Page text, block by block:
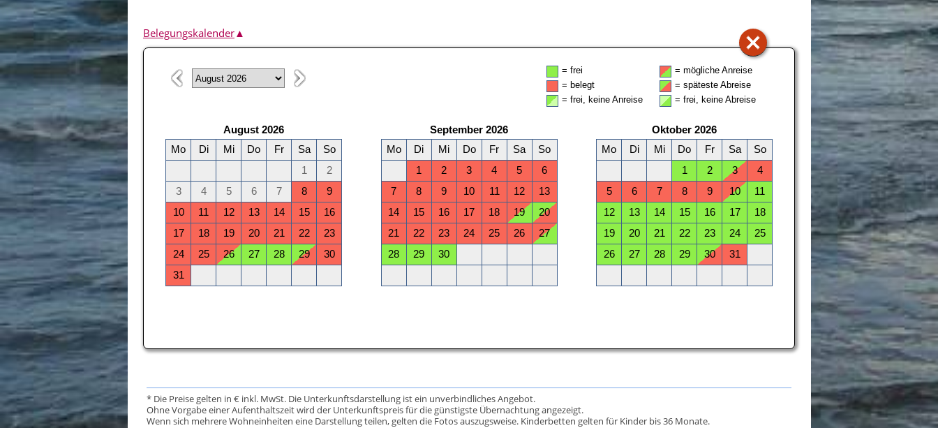
Belegungskalender▲
* Die Preise gelten in € inkl. MwSt. Die Unterkunftsdarstellung ist ein unverbindliches Angebot.
Ohne Vorgabe einer Aufenthaltszeit wird der Unterkunftspreis für die günstigste Übernachtung angezeigt.
Wenn sich mehrere Wohneinheiten eine Darstellung teilen, gelten die Fotos auszugsweise. Kinderbetten gelten für Kinder bis 36 Monate.